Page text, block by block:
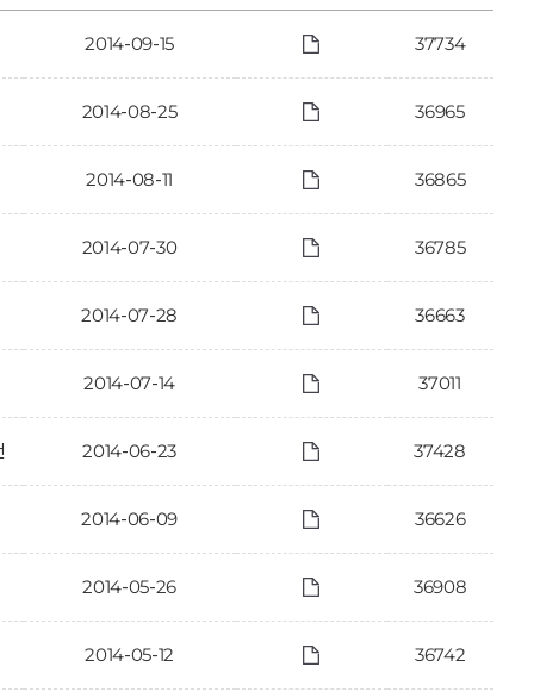
2014-09-15 37734
2014-08-25 36965
2014-08-11 36865
2014-07-30 36785
2014-07-28 36663
2014-07-14 37011
2014-06-23 37428
2014-06-09 36626
2014-05-26 36908
2014-05-12 36742